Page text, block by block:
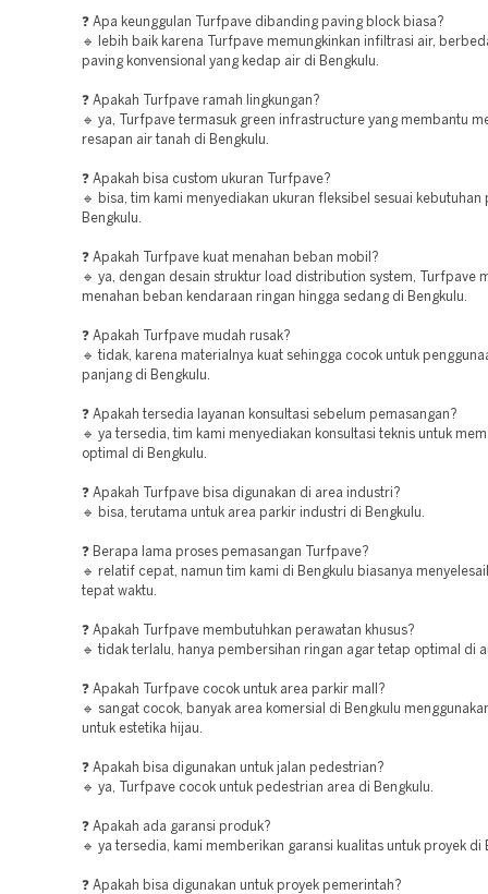
❓ Apa keunggulan Turfpave dibanding paving block biasa?
🔹 lebih baik karena Turfpave memungkinkan infiltrasi air,
paving konvensional yang kedap air di Bengkulu.
❓ Apakah Turfpave ramah lingkungan?
🔹 ya, Turfpave termasuk green infrastructure yang membantu
resapan air tanah di Bengkulu.
❓ Apakah bisa custom ukuran Turfpave?
🔹 bisa, tim kami menyediakan ukuran fleksibel sesuai kebutuhan
Bengkulu.
❓ Apakah Turfpave kuat menahan beban mobil?
🔹 ya, dengan desain struktur load distribution system, Turfpave
menahan beban kendaraan ringan hingga sedang di Bengkulu.
❓ Apakah Turfpave mudah rusak?
🔹 tidak, karena materialnya kuat sehingga cocok untuk
panjang di Bengkulu.
❓ Apakah tersedia layanan konsultasi sebelum pemasangan?
🔹 ya tersedia, tim kami menyediakan konsultasi teknis untuk
optimal di Bengkulu.
❓ Apakah Turfpave bisa digunakan di area industri?
🔹 bisa, terutama untuk area parkir industri di Bengkulu.
❓ Berapa lama proses pemasangan Turfpave?
🔹 relatif cepat, namun tim kami di Bengkulu biasanya
tepat waktu.
❓ Apakah Turfpave membutuhkan perawatan khusus?
🔹 tidak terlalu, hanya pembersihan ringan agar tetap optimal di
❓ Apakah Turfpave cocok untuk area parkir mall?
🔹 sangat cocok, banyak area komersial di Bengkulu
untuk estetika hijau.
❓ Apakah bisa digunakan untuk jalan pedestrian?
🔹 ya, Turfpave cocok untuk pedestrian area di Bengkulu.
❓ Apakah ada garansi produk?
🔹 ya tersedia, kami memberikan garansi kualitas untuk proyek di
❓ Apakah bisa digunakan untuk proyek pemerintah?